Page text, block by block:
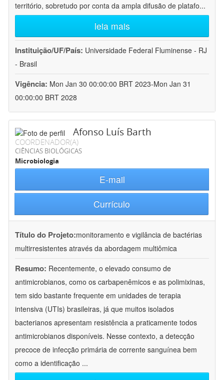
território, sobretudo por conta da ampla difusão de platafo...
leia mais
Instituição/UF/País: Universidade Federal Fluminense - RJ
- Brasil
Vigência: Mon Jan 30 00:00:00 BRT 2023-Mon Jan 31
00:00:00 BRT 2028
Afonso Luís Barth
COORDENADOR(A)
CIÊNCIAS BIOLÓGICAS
Microbiologia
E-mail
Currículo
Título do Projeto:monitoramento e vigilância de bactérias
multirresistentes através da abordagem multiômica
Resumo: Recentemente, o elevado consumo de
antimicrobianos, como os carbapenêmicos e as polimixinas,
tem sido bastante frequente em unidades de terapia
intensiva (UTIs) brasileiras, já que muitos isolados
bacterianos apresentam resistência a praticamente todos
antimicrobianos disponíveis. Nesse contexto, a detecção
precoce de infecção primária de corrente sanguínea bem
como a identificação ...